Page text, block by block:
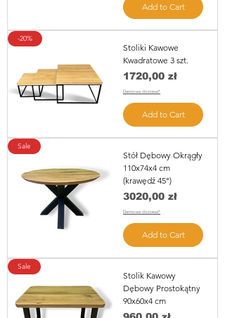
Add to Cart
-20%
Stoliki Kawowe
Kwadratowe 3 szt.
Price
1720,00 zł
Darmowa dostawa*
Add to Cart
Sale
Stół Dębowy Okrągły
110x74x4 cm
(krawędź 45°)
Price
3020,00 zł
Darmowa dostawa*
Add to Cart
Sale
Stolik Kawowy
Dębowy Prostokątny
90x60x4 cm